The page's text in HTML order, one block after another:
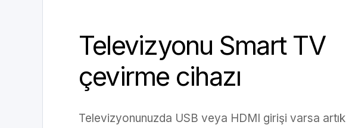
Televizyonu Smart TV
çevirme cihazı
Televizyonunuzda USB veya HDMI girişi varsa artık